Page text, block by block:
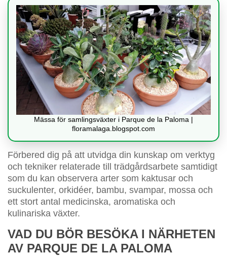
Mässa för samlingsväxter i Parque de la Paloma |
floramalaga.blogspot.com
Förbered dig på att utvidga din kunskap om verktyg
och tekniker relaterade till trädgårdsarbete samtidigt
som du kan observera arter som kaktusar och
suckulenter, orkidéer, bambu, svampar, mossa och
ett stort antal medicinska, aromatiska och
kulinariska växter.
VAD DU BÖR BESÖKA I NÄRHETEN
AV PARQUE DE LA PALOMA